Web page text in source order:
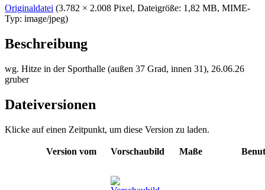
Originaldatei (3.782 × 2.008 Pixel, Dateigröße: 1,82 MB, MIME-
Typ: image/jpeg)
Beschreibung
wg. Hitze in der Sporthalle (außen 37 Grad, innen 31), 26.06.26
gruber
Dateiversionen
Klicke auf einen Zeitpunkt, um diese Version zu laden.
Version vom Vorschaubild Maße